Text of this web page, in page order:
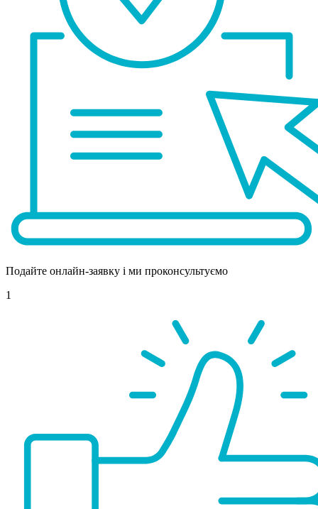
Подайте онлайн-заявку і ми проконсультуємо
1